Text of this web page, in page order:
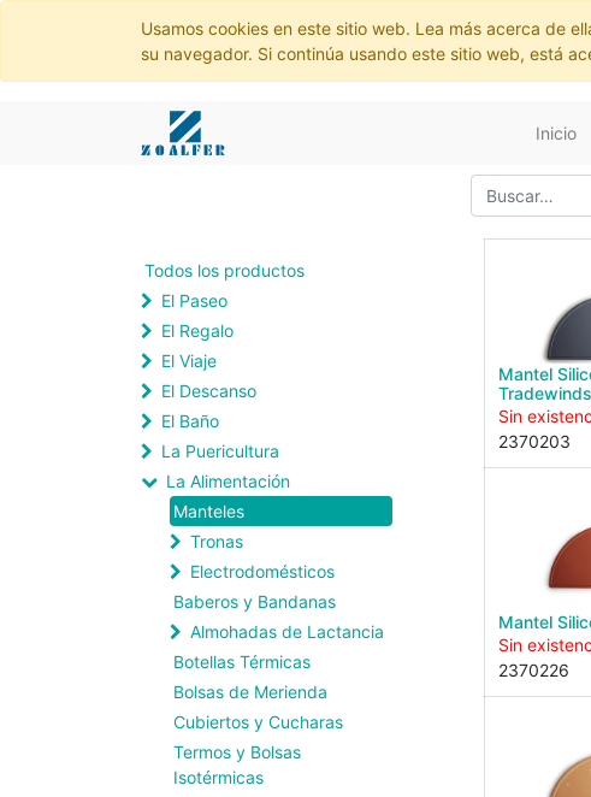
Usamos cookies en este sitio web. Lea más acerca de
su navegador. Si continúa usando este sitio web, está
Inicio
Todos los productos
El Paseo
El Regalo
El Viaje
El Descanso
El Baño
La Puericultura
La Alimentación
Manteles
Tronas
Electrodomésticos
Baberos y Bandanas
Almohadas de Lactancia
Botellas Térmicas
Bolsas de Merienda
Cubiertos y Cucharas
Termos y Bolsas
Isotérmicas
Mantel
Tradewinds
Sin
2370203
Mantel
Sin
2370226